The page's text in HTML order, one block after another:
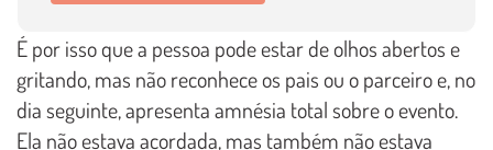
É por isso que a pessoa pode estar de olhos abertos e
gritando, mas não reconhece os pais ou o parceiro e, no
dia seguinte, apresenta amnésia total sobre o evento.
Ela não estava acordada, mas também não estava